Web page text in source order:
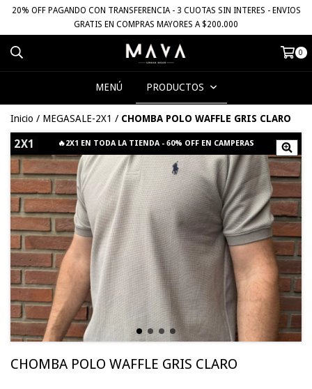
20% OFF PAGANDO CON TRANSFERENCIA - 3 CUOTAS SIN INTERES - ENVIOS
GRATIS EN COMPRAS MAYORES A $200.000
0
MENÚ PRODUCTOS
Inicio / MEGASALE-2X1 / CHOMBA POLO WAFFLE GRIS CLARO
2X1
CHOMBA POLO WAFFLE GRIS CLARO